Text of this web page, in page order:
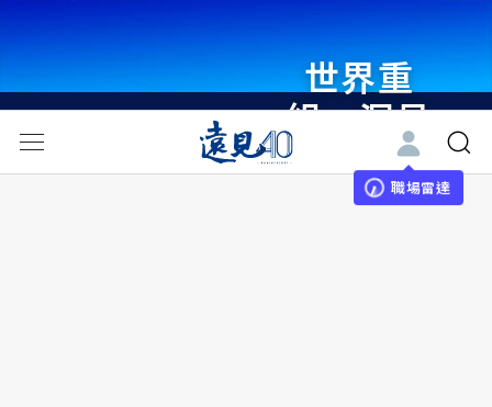
世界重
組・洞見
未來 與
世界領袖
職場雷達